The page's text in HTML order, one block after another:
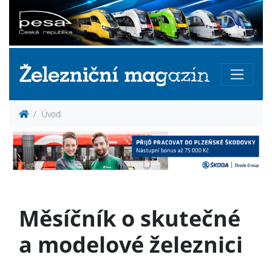
Úvod
Měsíčník o skutečné
a modelové železnici